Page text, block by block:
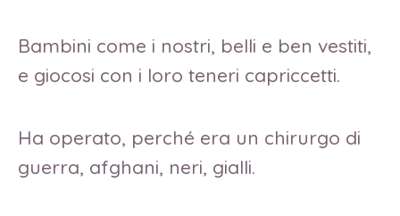
Bambini come i nostri, belli e ben vestiti,
e giocosi con i loro teneri capriccetti.
Ha operato, perché era un chirurgo di
guerra, afghani, neri, gialli.